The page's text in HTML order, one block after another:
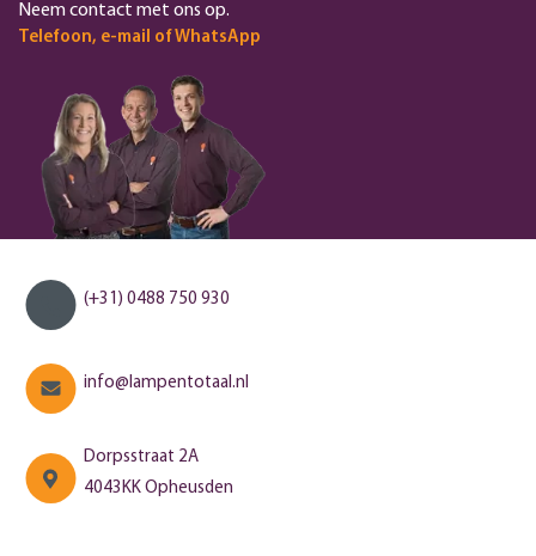
Neem contact met ons op.
Telefoon, e-mail of WhatsApp
(+31) 0488 750 930
info@lampentotaal.nl
Dorpsstraat 2A
4043KK Opheusden